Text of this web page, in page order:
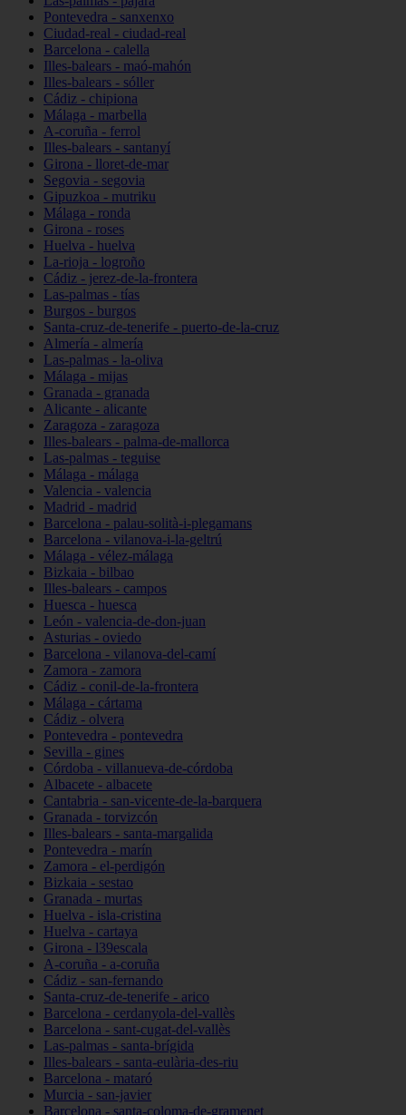
Pontevedra - sanxenxo
Ciudad-real - ciudad-real
Barcelona - calella
Illes-balears - maó-mahón
Illes-balears - sóller
Cádiz - chipiona
Málaga - marbella
A-coruña - ferrol
Illes-balears - santanyí
Girona - lloret-de-mar
Segovia - segovia
Gipuzkoa - mutriku
Málaga - ronda
Girona - roses
Huelva - huelva
La-rioja - logroño
Cádiz - jerez-de-la-frontera
Las-palmas - tías
Burgos - burgos
Santa-cruz-de-tenerife - puerto-de-la-cruz
Almería - almería
Las-palmas - la-oliva
Málaga - mijas
Granada - granada
Alicante - alicante
Zaragoza - zaragoza
Illes-balears - palma-de-mallorca
Las-palmas - teguise
Málaga - málaga
Valencia - valencia
Madrid - madrid
Barcelona - palau-solità-i-plegamans
Barcelona - vilanova-i-la-geltrú
Málaga - vélez-málaga
Bizkaia - bilbao
Illes-balears - campos
Huesca - huesca
León - valencia-de-don-juan
Asturias - oviedo
Barcelona - vilanova-del-camí
Zamora - zamora
Cádiz - conil-de-la-frontera
Málaga - cártama
Cádiz - olvera
Pontevedra - pontevedra
Sevilla - gines
Córdoba - villanueva-de-córdoba
Albacete - albacete
Cantabria - san-vicente-de-la-barquera
Granada - torvizcón
Illes-balears - santa-margalida
Pontevedra - marín
Zamora - el-perdigón
Bizkaia - sestao
Granada - murtas
Huelva - isla-cristina
Huelva - cartaya
Girona - l39escala
A-coruña - a-coruña
Cádiz - san-fernando
Santa-cruz-de-tenerife - arico
Barcelona - cerdanyola-del-vallès
Barcelona - sant-cugat-del-vallès
Las-palmas - santa-brígida
Illes-balears - santa-eulària-des-riu
Barcelona - mataró
Murcia - san-javier
Barcelona - santa-coloma-de-gramenet